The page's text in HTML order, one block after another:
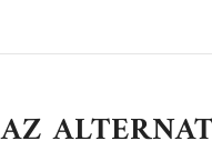
AZ